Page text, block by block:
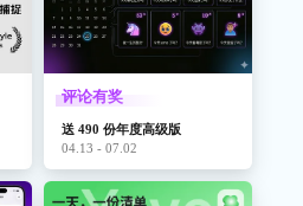
评论有奖
送 490 份年度高级版
04.13 - 07.02